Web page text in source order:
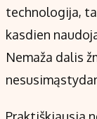
technologija,
kasdien
Nemaža dalis
Praktiškiausia